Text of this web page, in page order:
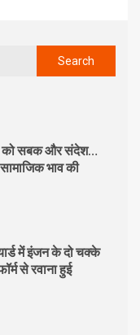
को सबक और संदेश…
सामाजिक भाव की
में इंजन के दो चक्के
से रवाना हुई